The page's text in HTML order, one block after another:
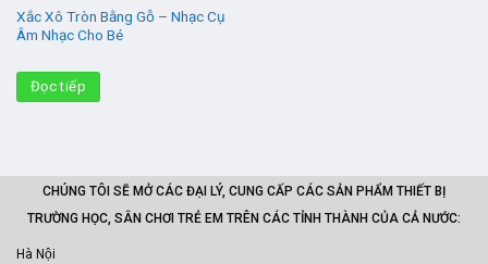
Xắc Xô Tròn Bằng Gỗ – Nhạc Cụ
Âm Nhạc Cho Bé
Đọc tiếp
CHÚNG TÔI SẼ MỞ CÁC ĐẠI LÝ, CUNG CẤP CÁC SẢN PHẨM THIẾT BỊ
TRƯỜNG HỌC, SÂN CHƠI TRẺ EM TRÊN CÁC TỈNH THÀNH CỦA CẢ NƯỚC:
Hà Nội